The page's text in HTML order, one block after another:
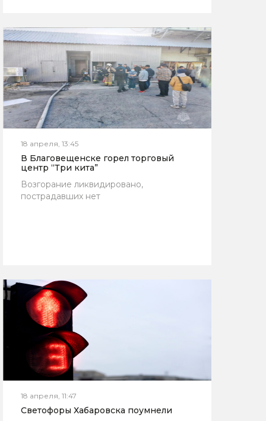
18 апреля, 13:45
В Благовещенске горел торговый
центр “Три кита”
Возгорание ликвидировано,
пострадавших нет
18 апреля, 11:47
Светофоры Хабаровска поумнели